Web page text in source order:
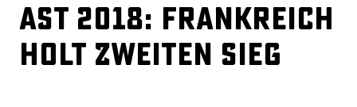
AST 2018: Frankreich
holt zweiten Sieg